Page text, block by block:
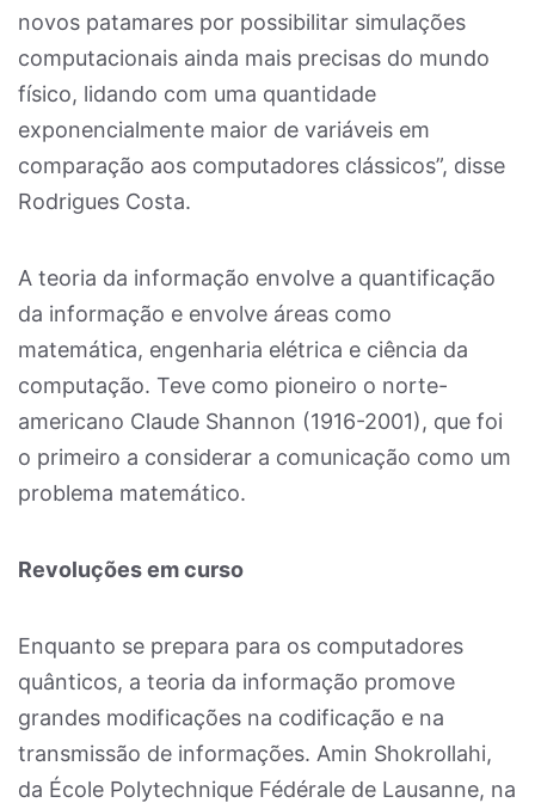
novos patamares por possibilitar simulações
computacionais ainda mais precisas do mundo
físico, lidando com uma quantidade
exponencialmente maior de variáveis em
comparação aos computadores clássicos”, disse
Rodrigues Costa.
A teoria da informação envolve a quantificação
da informação e envolve áreas como
matemática, engenharia elétrica e ciência da
computação. Teve como pioneiro o norte-
americano Claude Shannon (1916-2001), que foi
o primeiro a considerar a comunicação como um
problema matemático.
Revoluções em curso
Enquanto se prepara para os computadores
quânticos, a teoria da informação promove
grandes modificações na codificação e na
transmissão de informações. Amin Shokrollahi,
da École Polytechnique Fédérale de Lausanne, na